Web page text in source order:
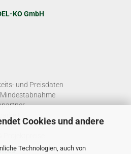
Cookies und andere
Technologien, auch von
KO GmbH
und Preisdaten